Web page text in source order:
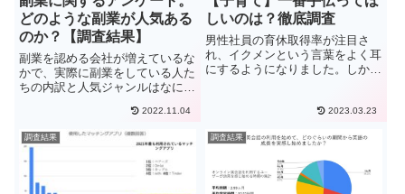
どのような副業が人気ある
のか？【調査結果】
副業を認める会社が増えているな
かで、実際に副業をしている人た
ちの内訳と人気ジャンルはなに
稼げるのか。又は、稼げないの
か。今回はこのような疑問につい
て調査を行いました。今回の調査
は500人の副業利用者を対象に、
調...
2022.11.04
しいのは？徹底調査
男性社員の育休取得率が注目さ
れ、イクメンという言葉をよく耳
にするようになりました。しか
の育休取得率は3%で女性の81％
回の調査は、「子育て」につい
2023.03.23
調査結果 調査結果